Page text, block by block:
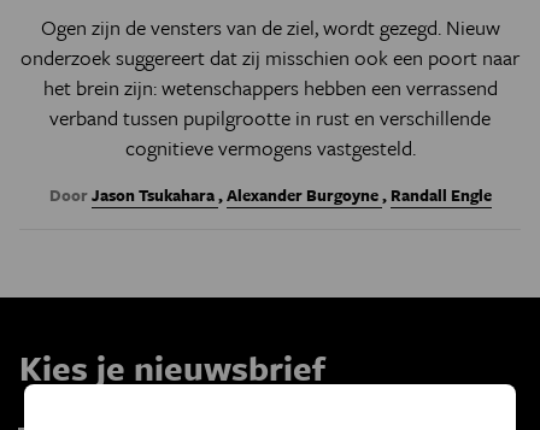
Ogen zijn de vensters van de ziel, wordt gezegd. Nieuw
onderzoek suggereert dat zij misschien ook een poort naar
het brein zijn: wetenschappers hebben een verrassend
verband tussen pupilgrootte in rust en verschillende
cognitieve vermogens vastgesteld.
DoorJason Tsukahara,Alexander Burgoyne, Randall Engle
Kies je nieuwsbrief